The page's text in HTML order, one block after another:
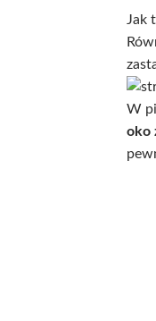
Jak
W
oko